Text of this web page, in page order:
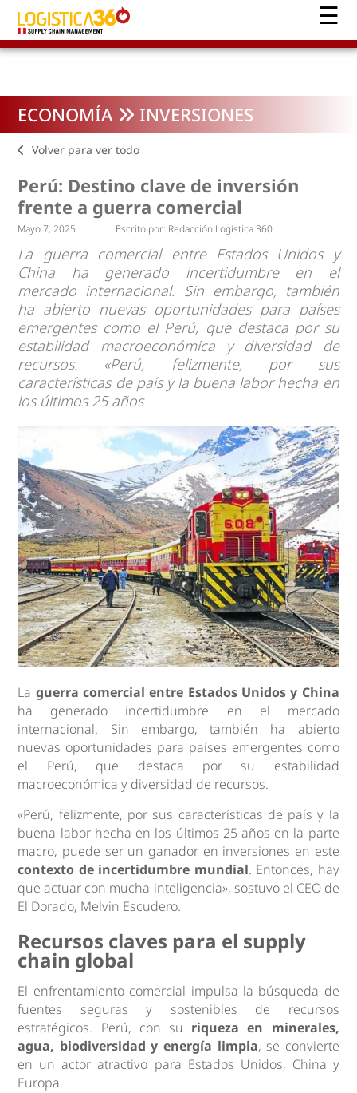
ECONOMÍA INVERSIONES
Volver para ver todo
Perú: Destino clave de inversión
frente a guerra comercial
Mayo 7, 2025 Escrito por: Redacción Logística 360
La guerra comercial entre Estados Unidos y
China ha generado incertidumbre en el
mercado internacional. Sin embargo, también
ha abierto nuevas oportunidades para países
emergentes como el Perú, que destaca por su
estabilidad macroeconómica y diversidad de
recursos. «Perú, felizmente, por sus
características de país y la buena labor hecha en
los últimos 25 años
La guerra comercial entre Estados Unidos y China
ha generado incertidumbre en el mercado
internacional. Sin embargo, también ha abierto
nuevas oportunidades para países emergentes como
el Perú, que destaca por su estabilidad
macroeconómica y diversidad de recursos.
«Perú, felizmente, por sus características de país y la
buena labor hecha en los últimos 25 años en la parte
macro, puede ser un ganador en inversiones en este
contexto de incertidumbre mundial. Entonces, hay
que actuar con mucha inteligencia», sostuvo el CEO de
El Dorado, Melvin Escudero.
Recursos claves para el supply
chain global
El enfrentamiento comercial impulsa la búsqueda de
fuentes seguras y sostenibles de recursos
estratégicos. Perú, con su riqueza en minerales,
agua, biodiversidad y energía limpia, se convierte
en un actor atractivo para Estados Unidos, China y
Europa.